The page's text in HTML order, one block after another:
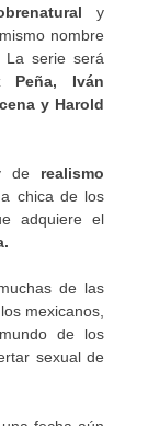
y
nombre
La serie será
Peña, Iván
y Harold
de realismo
chica de los
adquiere el
de las
mexicanos,
de los
sexual de